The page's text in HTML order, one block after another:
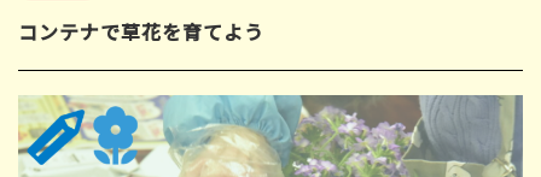
コンテナで草花を育てよう